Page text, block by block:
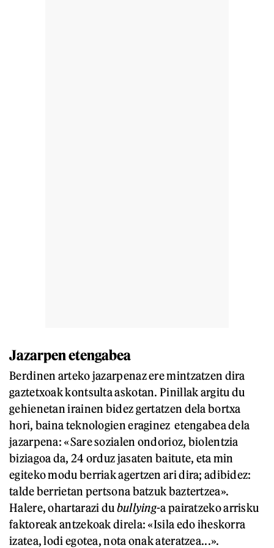
Jazarpen etengabea
Berdinen arteko jazarpenaz ere mintzatzen dira
gaztetxoak kontsulta askotan. Pinillak argitu du
gehienetan irainen bidez gertatzen dela bortxa
hori, baina teknologien eraginez etengabea dela
jazarpena: «Sare sozialen ondorioz, biolentzia
biziagoa da, 24 orduz jasaten baitute, eta min
egiteko modu berriak agertzen ari dira; adibidez:
talde berrietan pertsona batzuk baztertzea».
Halere, ohartarazi du bullying-a pairatzeko arrisku
faktoreak antzekoak direla: «Isila edo iheskorra
izatea, lodi egotea, nota onak ateratzea...».